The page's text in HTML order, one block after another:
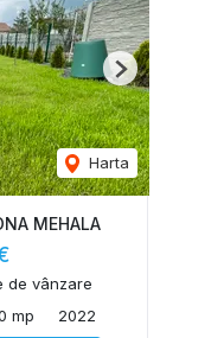
Harta
Next
MEHALA
de vânzare
mp 2022